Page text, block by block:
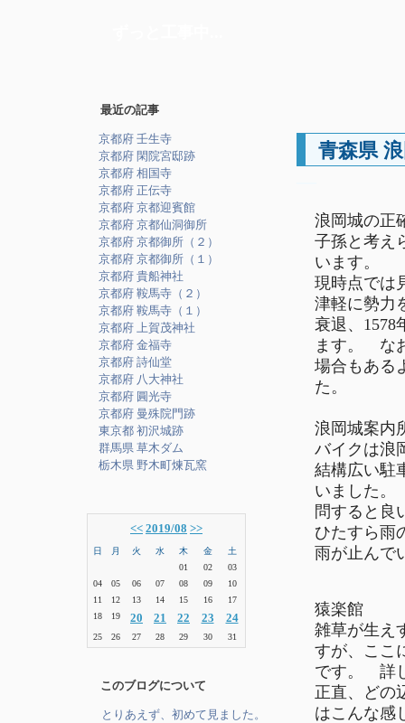
最近の記事
京都府 壬生寺
京都府 閑院宮邸跡
京都府 相国寺
京都府 正伝寺
京都府 京都迎賓館
京都府 京都仙洞御所
京都府 京都御所（２）
京都府 京都御所（１）
京都府 貴船神社
京都府 鞍馬寺（２）
京都府 鞍馬寺（１）
京都府 上賀茂神社
京都府 金福寺
京都府 詩仙堂
京都府 八大神社
京都府 圓光寺
京都府 曼殊院門跡
東京都 初沢城跡
群馬県 草木ダム
栃木県 野木町煉瓦窯
<< 2019/08 >>
日 月 火 水 木 金
土
01
02
03
04
05 06 07 08 09
10
11
12 13 14 15 16
17
18
19 20 21 22 23 24
25 26 27 28 29 30 31
このブログについて
とりあえず、初めて見ました。
青森県
浪岡城の正
子孫と考え
います。
現時点では
津軽に勢力
衰退、1578
ます。 な
場合もある
た。
浪岡城案内
バイクは浪
結構広い駐
いました。
問すると良
ひたすら雨
雨が止んで
猿楽館
雑草が生え
すが、ここ
です。 詳
正直、どの
はこんな感